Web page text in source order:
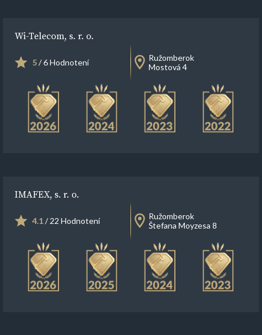
Wi-Telecom, s. r. o.
5/ 6 Hodnotení
Ružomberok
Mostová 4
IMAFEX, s. r. o.
4.1/ 22 Hodnotení
Ružomberok
Štefana Moyzesa 8